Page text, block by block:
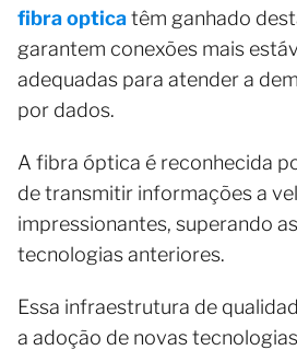
fibra opticatêm ganhado
garantem conexões mais
adequadas para atender a
por dados.
A fibra óptica é reconhecida
de transmitir informações a
impressionantes, superando
tecnologias anteriores.
Essa infraestrutura de
a adoção de novas